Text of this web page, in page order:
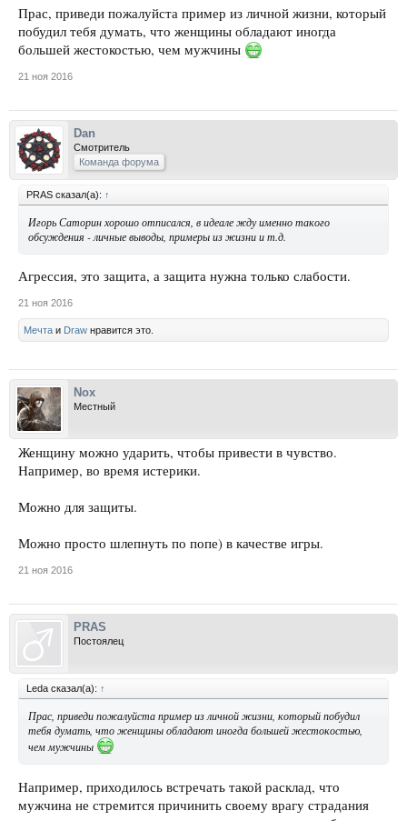
Прас, приведи пожалуйста пример из личной жизни, который
побудил тебя думать, что женщины обладают иногда
большей жестокостью, чем мужчины
21 ноя 2016
Dan
Смотритель
Команда форума
PRAS сказал(а): ↑
Игорь Саторин хорошо отписался, в идеале жду именно такого
обсуждения - личные выводы, примеры из жизни и т.д.
Агрессия, это защита, а защита нужна только слабости.
21 ноя 2016
Мечта и Draw нравится это.
Nox
Местный
Женщину можно ударить, чтобы привести в чувство.
Например, во время истерики.
Можно для защиты.
Можно просто шлепнуть по попе) в качестве игры.
21 ноя 2016
PRAS
Постоялец
Leda сказал(а): ↑
Прас, приведи пожалуйста пример из личной жизни, который побудил
тебя думать, что женщины обладают иногда большей жестокостью,
чем мужчины
Например, приходилось встречать такой расклад, что
мужчина не стремится причинить своему врагу страдания